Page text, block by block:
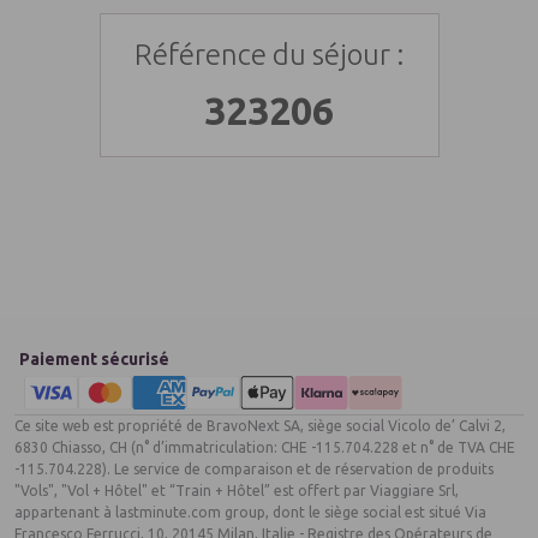
Référence du séjour :
323206
Paiement sécurisé
Ce site web est propriété de BravoNext SA, siège social Vicolo de’ Calvi 2,
6830 Chiasso, CH (n° d’immatriculation: CHE -115.704.228 et n° de TVA CHE
-115.704.228). Le service de comparaison et de réservation de produits
"Vols", "Vol + Hôtel" et “Train + Hôtel” est offert par Viaggiare Srl,
appartenant à lastminute.com group, dont le siège social est situé Via
Francesco Ferrucci, 10, 20145 Milan, Italie - Registre des Opérateurs de